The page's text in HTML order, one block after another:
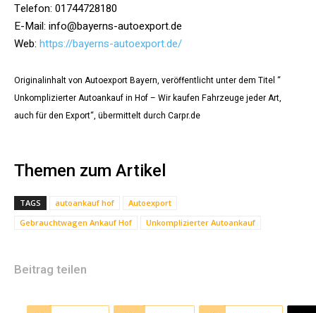
Telefon: 01744728180
E-Mail: info@bayerns-autoexport.de
Web: https://bayerns-autoexport.de/
Originalinhalt von Autoexport Bayern, veröffentlicht unter dem Titel “
Unkomplizierter Autoankauf in Hof – Wir kaufen Fahrzeuge jeder Art,
auch für den Export“, übermittelt durch Carpr.de
Themen zum Artikel
TAGS autoankauf hof
Autoexport
Gebrauchtwagen Ankauf Hof
Unkomplizierter Autoankauf
Beitrag teilen